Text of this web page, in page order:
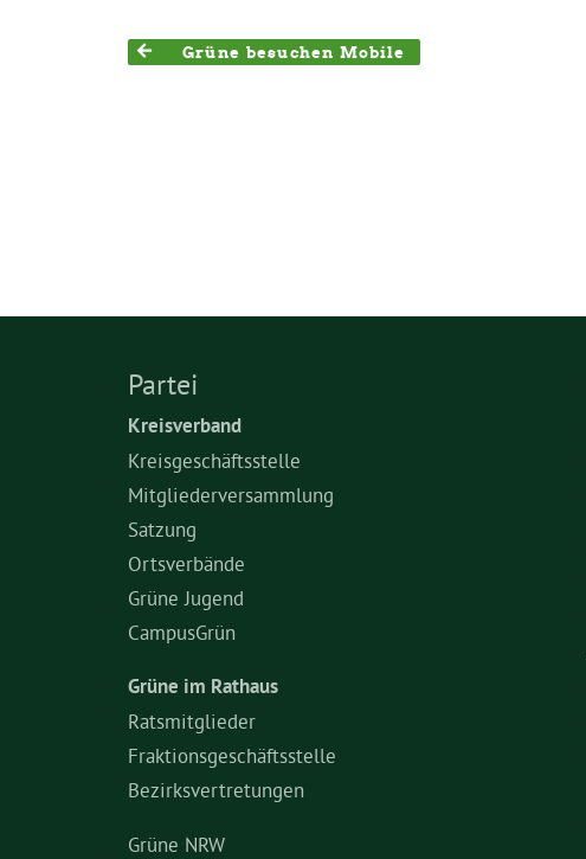
Grüne besuchen Mobile
Partei
Kreisverband
Kreisgeschäftsstelle
Mitgliederversammlung
Satzung
Ortsverbände
Grüne Jugend
CampusGrün
Grüne im Rathaus
Ratsmitglieder
Fraktionsgeschäftsstelle
Bezirksvertretungen
Grüne NRW